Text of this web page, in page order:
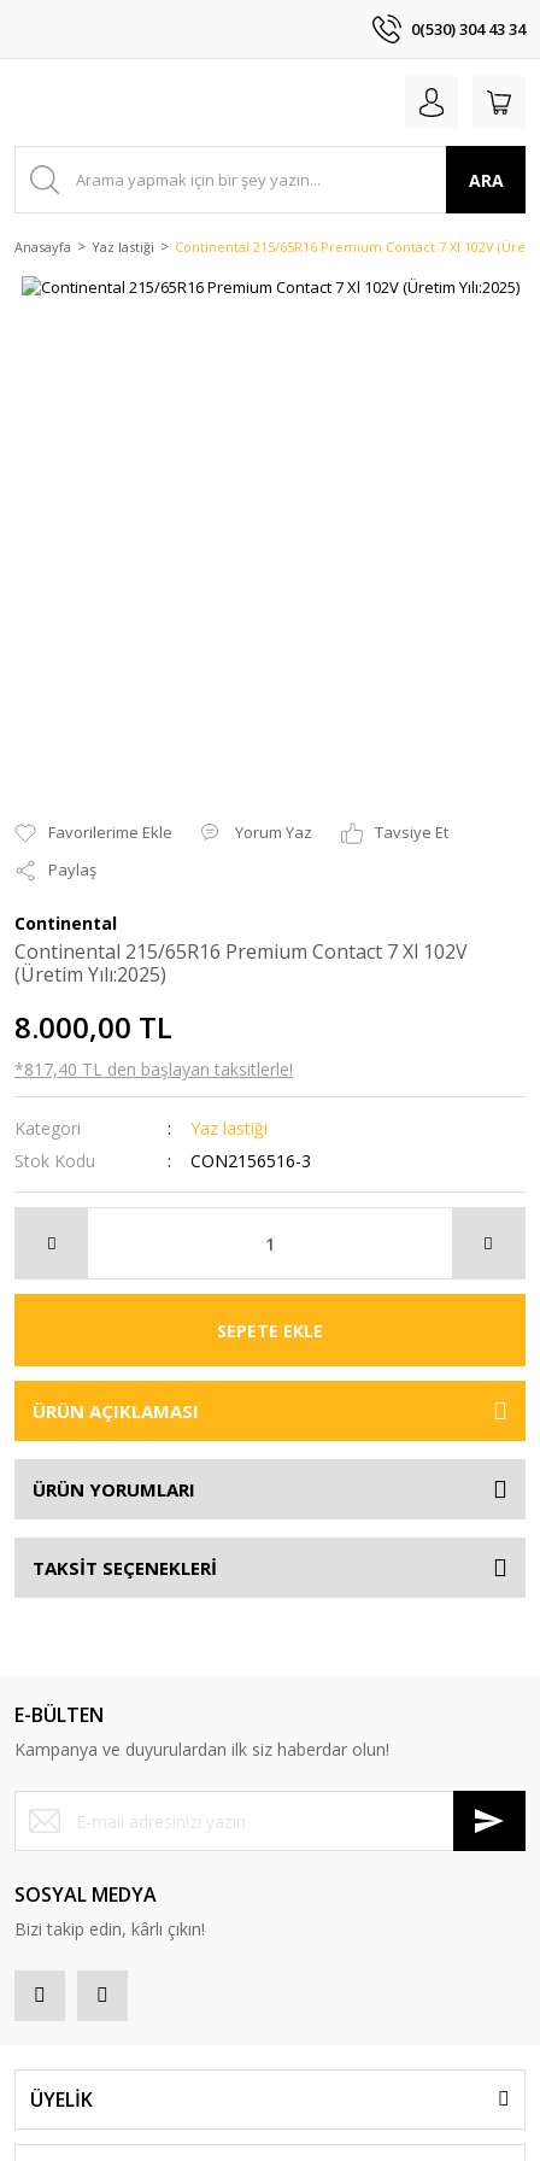
0(530) 304 43 34
ARA
Anasayfa Yaz lastiği Continental 215/65R16 Premium Contact 7 Xl 102V
Yorum Yaz
Tavsiye Et
Paylaş
Continental
Continental 215/65R16 Premium Contact 7 Xl 102V
(Üretim Yılı:2025)
8.000,00 TL
*817,40 TL den başlayan taksitlerle!
Kategori
Yaz lastiği
Stok Kodu
CON2156516-3
SEPETE EKLE
ÜRÜN AÇIKLAMASI
ÜRÜN YORUMLARI
TAKSİT SEÇENEKLERİ
E-BÜLTEN
Kampanya ve duyurulardan ilk siz haberdar olun!
SOSYAL MEDYA
Bizi takip edin, kârlı çıkın!
ÜYELİK